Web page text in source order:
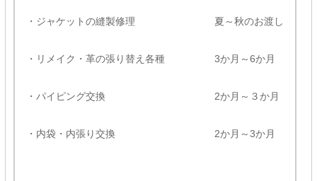
・ジャケットの縫製修理 夏～秋のお渡し
・リメイク・革の張り替え各種 3か月～6か月
・パイピング交換 2か月～３か月
・内袋・内張り交換 2か月～3か月